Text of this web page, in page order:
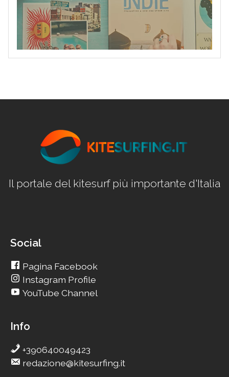
Il portale del kitesurf più importante d'Italia
Social
Pagina Facebook
Instagram Profile
YouTube Channel
Info
+390640049423
redazione@kitesurfing.it